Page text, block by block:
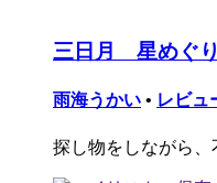
三日月 星めぐ
雨海うかい • レビュ
探し物をしながら